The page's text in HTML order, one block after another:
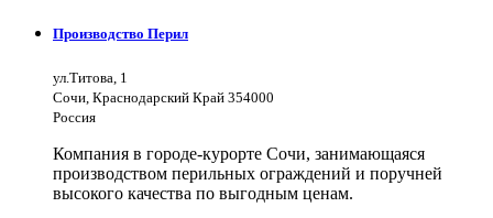
Производство Перил
ул.Титова, 1
Сочи, Краснодарский Край 354000
Россия
Компания в городе-курорте Сочи, занимающаяся
производством перильных ограждений и поручней
высокого качества по выгодным ценам.